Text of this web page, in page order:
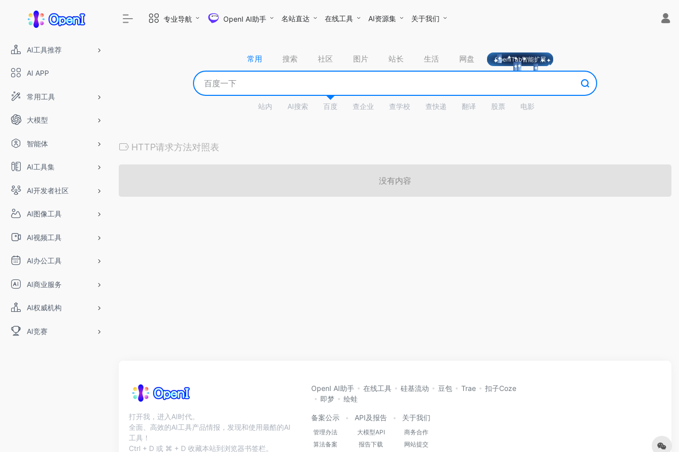
AI工具推荐
AI APP
常用工具
大模型
智能体
AI工具集
AI开发者社区
AI图像工具
AI视频工具
AI办公工具
AI商业服务
AI权威机构
AI竞赛
专业导航 OpenI AI助手 名站直达 在线工具 AI资源集 关于我们
常用 搜索 社区 图片 站长 生活 网盘 OpeniTab智能扩展
站内 AI搜索 百度 查企业 查学校 查快递 翻译 股票 电影
HTTP请求方法对照表
没有内容
打开我，进入AI时代。
全面、高效的AI工具产品情报，发现和使用最酷的AI
工具！
Ctrl + D 或 ⌘ + D 收藏本站到浏览器书签栏。
OpenI AI助手 在线工具 硅基流动 豆包 Trae
扣子Coze
即梦
绘蛙
备案公示
管理办法
算法备案
API及报告
大模型API
报告下载
关于我们
商务合作
网站提交